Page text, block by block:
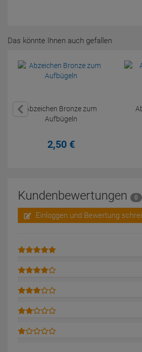
Das könnte Ihnen auch gefallen
Abzeichen Bronze zum
Aufbügeln
2,50 €
Kundenbewertungen 0
Einloggen und Bewertung